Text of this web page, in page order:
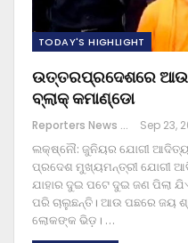
TODAY'S HIGHLIGHT
ଉତ୍ତରପ୍ରଦେଶରେ ଆଉ
ବ୍ଲାକ୍ କମାଣ୍ଡୋ
Reporters News Agency Sep 23,
ଲକ୍ଷ୍ନୌ: ଜୁନିୟର ଯୋଗୀ
ପ୍ରଦେଶ ମୁଖ୍ୟମନ୍ତ୍ରୀ ଯୋଗୀ
ଯାହାର ଦୁଇ ପଟେ ଦୁଇ ଜଣ ପିଲା
ପରି ଚାଲୁଛନ୍ତି। ଆଉ ପଛରେ ଜୟ
ଲୋକଙ୍କ ଭିଡ଼। …